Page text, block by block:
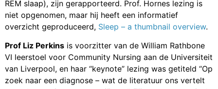
REM slaap), zijn gerapporteerd. Prof. Hornes lezing is
niet opgenomen, maar hij heeft een informatief
overzicht geproduceerd, Sleep – a thumbnail overview.
Prof Liz Perkins is voorzitter van de William Rathbone
VI leerstoel voor Community Nursing aan de Universiteit
van Liverpool, en haar “keynote” lezing was getiteld “Op
zoek naar een diagnose – wat de literatuur ons vertelt